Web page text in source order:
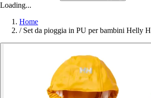
Loading...
Home
/ Set da pioggia in PU per bambini Helly